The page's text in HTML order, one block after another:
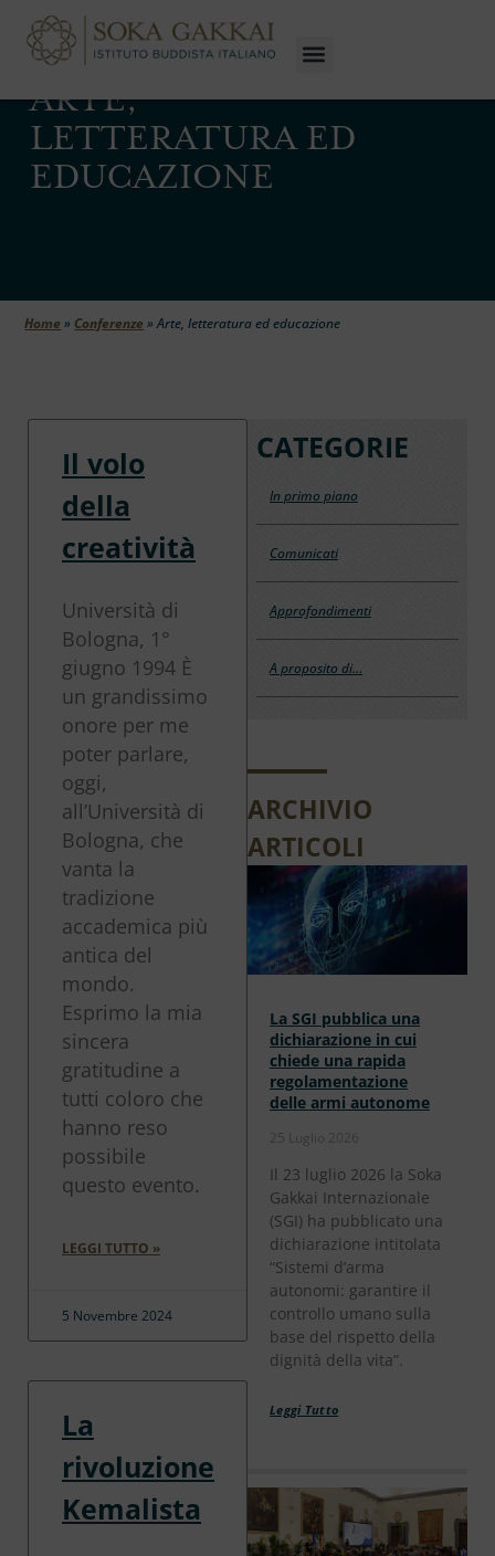
ARTE,
LETTERATURA ED
EDUCAZIONE
Home » Conferenze »Arte, letteratura ed educazione
Il volo
della
creatività
Università di
Bologna, 1°
giugno 1994 È
un grandissimo
onore per me
poter parlare,
oggi,
all’Università di
Bologna, che
vanta la
tradizione
accademica più
antica del
mondo.
Esprimo la mia
sincera
gratitudine a
tutti coloro che
hanno reso
possibile
questo evento.
LEGGI TUTTO »
5 Novembre 2024
La
rivoluzione
Kemalista
CATEGORIE
In primo piano
Comunicati
Approfondimenti
A proposito di…
ARCHIVIO
ARTICOLI
La SGI pubblica una
dichiarazione in cui
chiede una rapida
regolamentazione
delle armi autonome
25 Luglio 2026
Il 23 luglio 2026 la Soka
Gakkai Internazionale
(SGI) ha pubblicato una
dichiarazione intitolata
“Sistemi d’arma
autonomi: garantire il
controllo umano sulla
base del rispetto della
dignità della vita”.
Leggi Tutto